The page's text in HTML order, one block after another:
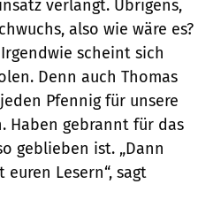
verlangt. Übrigens,
also wie wäre es?
scheint sich
Denn auch Thomas
Pfennig für unsere
Haben gebrannt für das
geblieben ist. „Dann
Lesern“, sagt